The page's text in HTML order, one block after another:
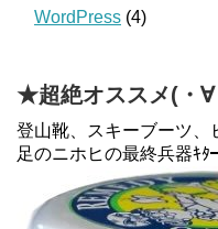
WordPress (4)
★超絶オススメ(・
登山靴、スキーブーツ、
足のニホヒの最終兵器